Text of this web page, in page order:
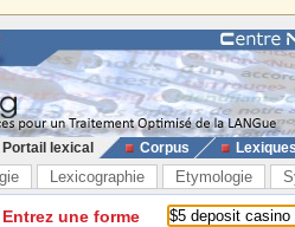
Portail lexical Corpus
Lexicographie Etymologie
Entrez une forme